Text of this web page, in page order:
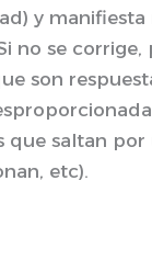
y
no se corrige,
son
que saltan por
etc).